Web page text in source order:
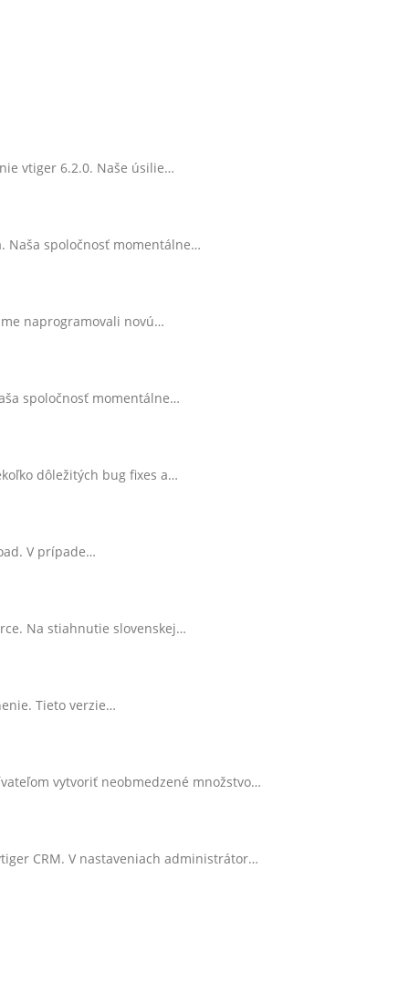
vtiger 6.2.0. Naše úsilie…
Naša spoločnosť momentálne…
naprogramovali novú…
spoločnosť momentálne…
dôležitých bug fixes a…
V prípade…
Na stiahnutie slovenskej…
Tieto verzie…
vytvoriť neobmedzené množstvo…
CRM. V nastaveniach administrátor…